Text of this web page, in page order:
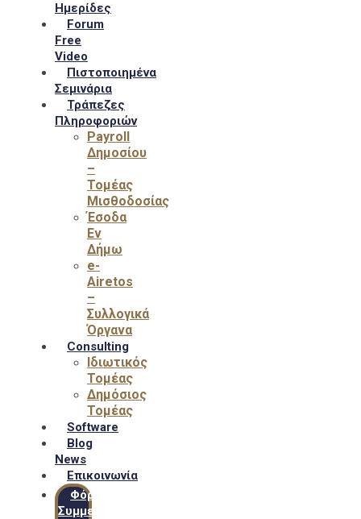
Ημερίδες
Forum
Free
Video
Πιστοποιημένα
Σεμινάρια
Τράπεζες
Πληροφοριών
Payroll
Δημοσίου
–
Τομέας
Μισθοδοσίας
Έσοδα
Εν
Δήμω
e-
Airetos
–
Συλλογικά
Όργανα
Consulting
Ιδιωτικός
Τομέας
Δημόσιος
Τομέας
Software
Blog
News
Επικοινωνία
Φόρμα
Συμμετοχής